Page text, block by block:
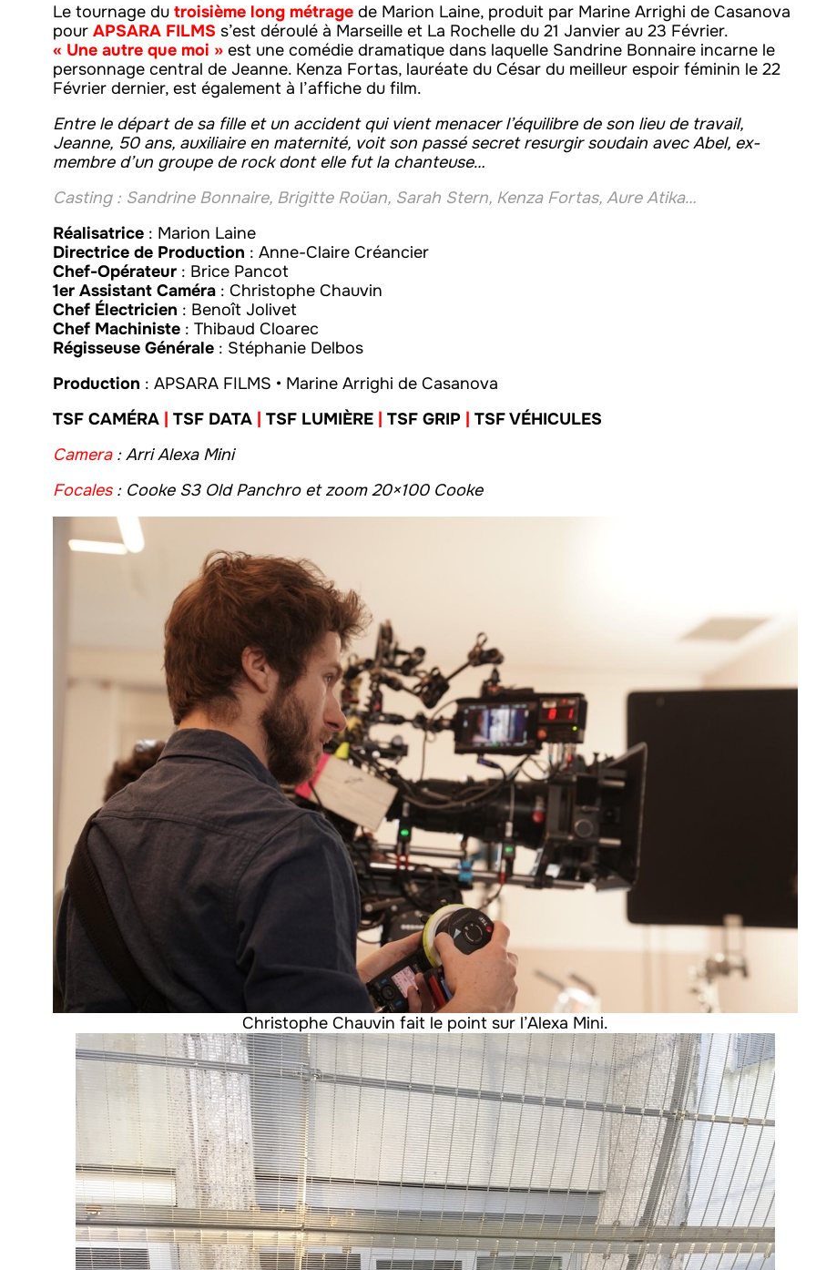
Le tournage du troisième long métrage de Marion Laine, produit par Marine Arrighi de Casanova
pour APSARA FILMS s’est déroulé à Marseille et La Rochelle du 21 Janvier au 23 Février.
« Une autre que moi » est une comédie dramatique dans laquelle Sandrine Bonnaire incarne le
personnage central de Jeanne. Kenza Fortas, lauréate du César du meilleur espoir féminin le 22
Février dernier, est également à l’affiche du film.
Entre le départ de sa fille et un accident qui vient menacer l’équilibre de son lieu de travail,
Jeanne, 50 ans, auxiliaire en maternité, voit son passé secret resurgir soudain avec Abel, ex-
membre d’un groupe de rock dont elle fut la chanteuse…
Casting : Sandrine Bonnaire, Brigitte Roüan, Sarah Stern, Kenza Fortas, Aure Atika…
Réalisatrice : Marion Laine
Directrice de Production : Anne-Claire Créancier
Chef-Opérateur : Brice Pancot
1er Assistant Caméra : Christophe Chauvin
Chef Électricien : Benoît Jolivet
Chef Machiniste : Thibaud Cloarec
Régisseuse Générale : Stéphanie Delbos
Production : APSARA FILMS • Marine Arrighi de Casanova
TSF CAMÉRA | TSF DATA | TSF LUMIÈRE | TSF GRIP | TSF VÉHICULES
Camera: Arri Alexa Mini
Focales: Cooke S3 Old Panchro et zoom 20×100 Cooke
Christophe Chauvin fait le point sur l’Alexa Mini.